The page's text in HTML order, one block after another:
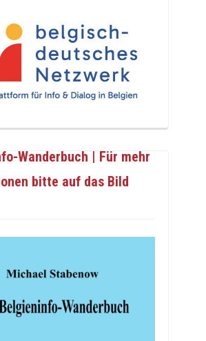
Wanderbuch | Für mehr
bitte auf das Bild